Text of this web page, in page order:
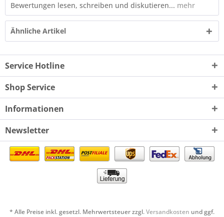
Bewertungen lesen, schreiben und diskutieren... mehr
Ähnliche Artikel
Service Hotline
Shop Service
Informationen
Newsletter
* Alle Preise inkl. gesetzl. Mehrwertsteuer zzgl.Versandkosten und ggf.